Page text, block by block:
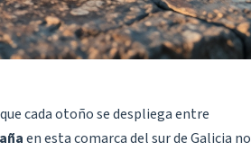
cada otoño se despliega entre
en esta comarca del sur de Galicia no